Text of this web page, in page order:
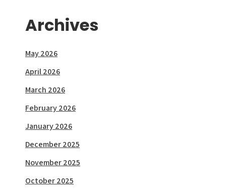
Archives
May 2026
April 2026
March 2026
February 2026
January 2026
December 2025
November 2025
October 2025